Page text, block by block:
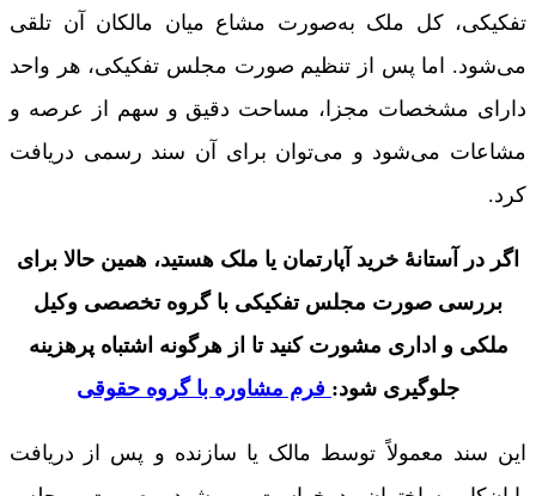
تفکيکی، کل ملک به‌صورت مشاع میان مالکان آن تلقی
می‌شود. اما پس از تنظیم صورت مجلس تفکیکی، هر واحد
دارای مشخصات مجزا، مساحت دقیق و سهم از عرصه و
مشاعات می‌شود و می‌توان برای آن سند رسمی دریافت
کرد.
اگر در آستانۀ خرید آپارتمان یا ملک هستید، همین حالا برای
بررسی صورت مجلس تفکیکی با گروه تخصصی وکیل
ملکی و اداری مشورت کنید تا از هرگونه اشتباه پرهزینه
جلوگیری شود: فرم مشاوره با گروه حقوقی
این سند معمولاً توسط مالک یا سازنده و پس از دریافت